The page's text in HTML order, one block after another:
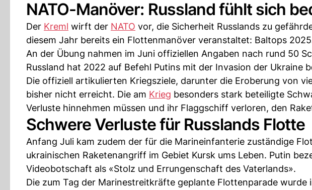
NATO-Manöver: Russland fühlt sich
Der Kreml wirft der NATO vor, die Sicherheit Russlands zu
diesem Jahr bereits ein Flottenmanöver veranstaltet: Baltops
An der Übung nahmen im Juni offiziellen Angaben nach rund 50
Russland hat 2022 auf Befehl Putins mit der Invasion der Ukraine
Die offiziell artikulierten Kriegsziele, darunter die Eroberung von
bisher nicht erreicht. Die am Krieg besonders stark beteiligte
Verluste hinnehmen müssen und ihr Flaggschiff verloren, den
Schwere Verluste für Russlands Flotte
Anfang Juli kam zudem der für die Marineinfanterie zuständige
ukrainischen Raketenangriff im Gebiet Kursk ums Leben. Putin
Videobotschaft als «Stolz und Errungenschaft des Vaterlands».
Die zum Tag der Marinestreitkräfte geplante Flottenparade wurde